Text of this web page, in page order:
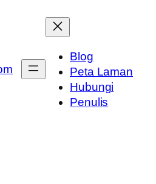
Blog
Peta Laman
Hubungi
Penulis